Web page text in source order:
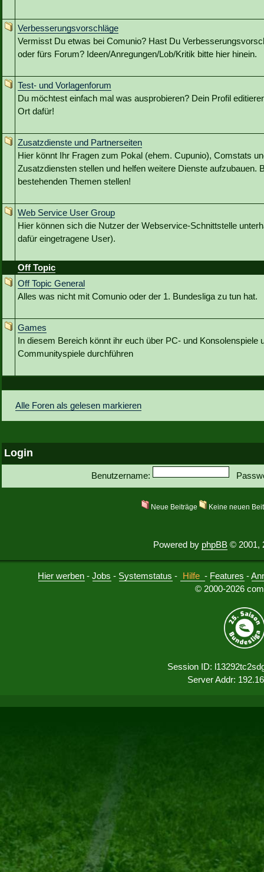
Verbesserungsvorschläge
Vermisst Du etwas bei Comunio? Hast Du
oder fürs Forum? Ideen/Anregungen/Lob/Kritik bitte hier hinein.
Test- und Vorlagenforum
Du möchtest einfach mal was ausprobieren? Dein Profil
Ort dafür!
Zusatzdienste und Partnerseiten
Hier könnt Ihr Fragen zum Pokal (ehem. Cupunio), Comstats
Zusatzdiensten stellen und helfen weitere Dienste aufzubauen.
bestehenden Themen stellen!
Web Service User Group
Hier können sich die Nutzer der Webservice-Schnittstelle
dafür eingetragene User).
Off Topic
Off Topic General
Alles was nicht mit Comunio oder der 1. Bundesliga zu tun hat.
Games
In diesem Bereich könnt ihr euch über PC- und Konsolenspiele
Communityspiele durchführen
Alle Foren als gelesen markieren
Login
Benutzername:
Neue Beiträge Keine neuen
Powered by phpBB © 2001,
Hier werben -Jobs - Systemstatus - Hilfe - Features -
© 2000-2026
Session ID:
Server Addr: